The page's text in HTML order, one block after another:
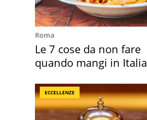
Roma
Le 7 cose da non fare
quando mangi in Italia
ECCELLENZE